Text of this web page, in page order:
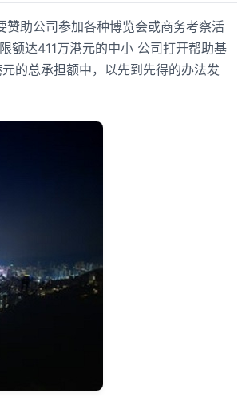
助公司参加各种博览会或商务考察活
额达411万港元的中小 公司打开帮助基
总承担额中，以先到先得的办法发